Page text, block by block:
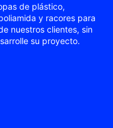
de plástico,
y racores para
nuestros clientes, sin
su proyecto.